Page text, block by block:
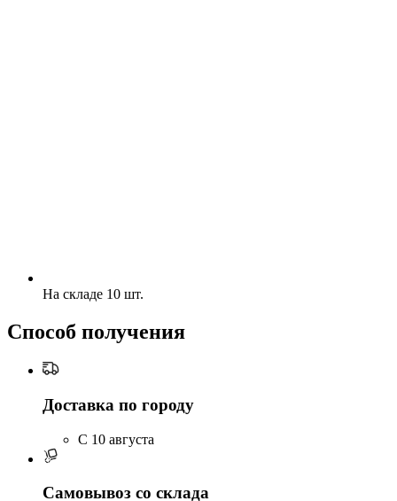
На складе 10 шт.
Способ получения
Доставка по городу
C 10 августа
Самовывоз со склада